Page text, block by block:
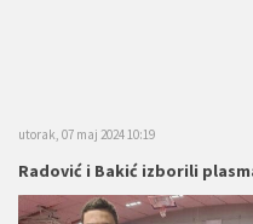
utorak, 07 maj 2024 10:19
Radović i Bakić izborili